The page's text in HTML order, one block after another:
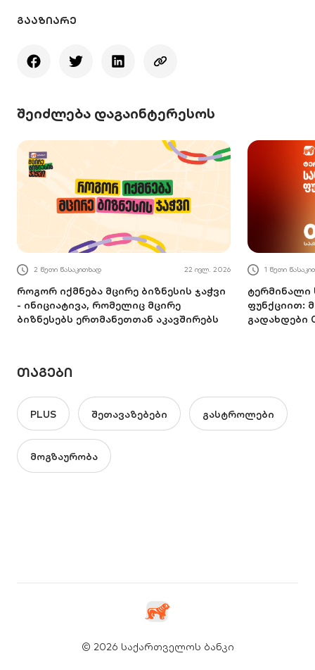
ᲒᲐᲐᲖᲘᲐᲠᲔ
შეიძლება დაგაინტერესოს
2 წუთი წასაკითხად 22 ივლ. 2026
როგორ იქმნება მცირე ბიზნესის ჯაჭვი
- ინიციატივა, რომელიც მცირე
ბიზნესებს ერთმანეთთან აკავშირებს
1 წუთი
ტერმინალი
ფუნქციით:
გადახდები
ᲗᲐᲒᲔᲑᲘ
PLUS შეთავაზებები გასტროლები
მოგზაურობა
© 2026 საქართველოს ბანკი